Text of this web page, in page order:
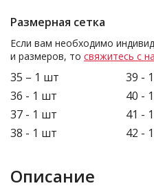
Размерная сетка
Если вам необходимо
и размеров, то свяжитесь с
35 – 1 шт
36 - 1 шт
37 - 1 шт
38 - 1 шт
39 -
40 -
41 -
42 -
Описание